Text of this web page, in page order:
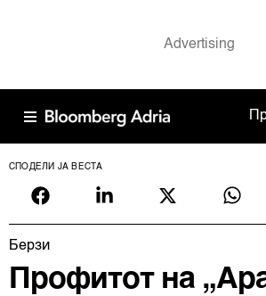
СПОДЕЛИ ЈА ВЕСТА
Берзи
Профитот на